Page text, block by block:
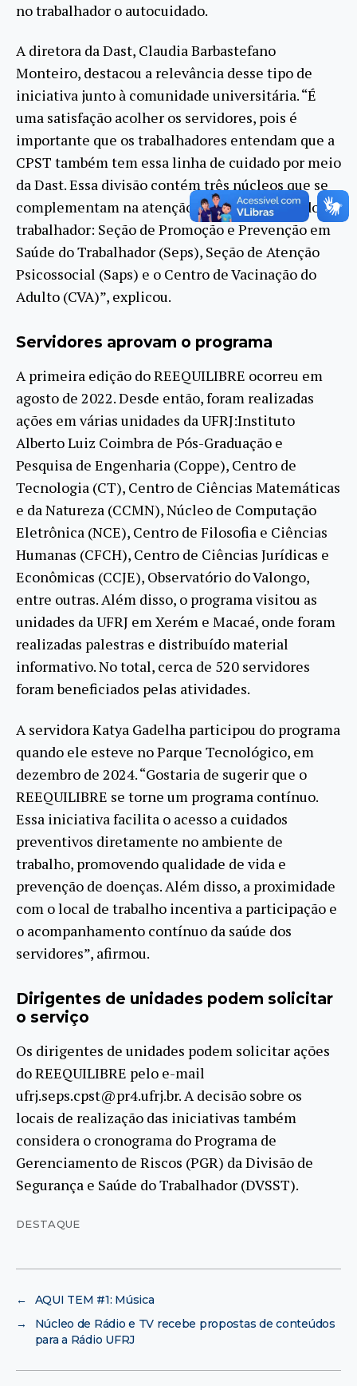
no trabalhador o autocuidado.
A diretora da Dast, Claudia Barbastefano
Monteiro, destacou a relevância desse tipo de
iniciativa junto à comunidade universitária. “É
uma satisfação acolher os servidores, pois é
importante que os trabalhadores entendam que a
CPST também tem essa linha de cuidado por meio
da Dast. Essa divisão contém três núcleos que se
complementam na atenção integral à saúde do
trabalhador: Seção de Promoção e Prevenção em
Saúde do Trabalhador (Seps), Seção de Atenção
Psicossocial (Saps) e o Centro de Vacinação do
Adulto (CVA)”, explicou.
Servidores aprovam o programa
A primeira edição do REEQUILIBRE ocorreu em
agosto de 2022. Desde então, foram realizadas
ações em várias unidades da UFRJ:Instituto
Alberto Luiz Coimbra de Pós-Graduação e
Pesquisa de Engenharia (Coppe), Centro de
Tecnologia (CT), Centro de Ciências Matemáticas
e da Natureza (CCMN), Núcleo de Computação
Eletrônica (NCE), Centro de Filosofia e Ciências
Humanas (CFCH), Centro de Ciências Jurídicas e
Econômicas (CCJE), Observatório do Valongo,
entre outras. Além disso, o programa visitou as
unidades da UFRJ em Xerém e Macaé, onde foram
realizadas palestras e distribuído material
informativo. No total, cerca de 520 servidores
foram beneficiados pelas atividades.
A servidora Katya Gadelha participou do programa
quando ele esteve no Parque Tecnológico, em
dezembro de 2024. “Gostaria de sugerir que o
REEQUILIBRE se torne um programa contínuo.
Essa iniciativa facilita o acesso a cuidados
preventivos diretamente no ambiente de
trabalho, promovendo qualidade de vida e
prevenção de doenças. Além disso, a proximidade
com o local de trabalho incentiva a participação e
o acompanhamento contínuo da saúde dos
servidores”, afirmou.
Dirigentes de unidades podem solicitar
o serviço
Os dirigentes de unidades podem solicitar ações
do REEQUILIBRE pelo e-mail
ufrj.seps.cpst@pr4.ufrj.br. A decisão sobre os
locais de realização das iniciativas também
considera o cronograma do Programa de
Gerenciamento de Riscos (PGR) da Divisão de
Segurança e Saúde do Trabalhador (DVSST).
DESTAQUE
←
AQUI TEM #1: Música
→
Núcleo de Rádio e TV recebe propostas de conteúdos
para a Rádio UFRJ